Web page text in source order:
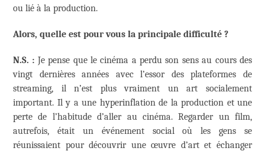
ou lié à la production.
Alors, quelle est pour vous la principale difficulté ?
N.S. : Je pense que le cinéma a perdu son sens au cours des
vingt dernières années avec l’essor des plateformes de
streaming, il n’est plus vraiment un art socialement
important. Il y a une hyperinflation de la production et une
perte de l’habitude d’aller au cinéma. Regarder un film,
autrefois, était un événement social où les gens se
réunissaient pour découvrir une œuvre d’art et échanger